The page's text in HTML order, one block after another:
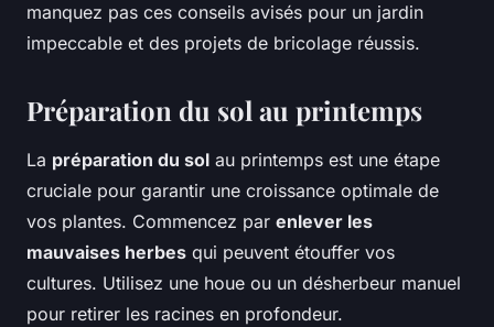
manquez pas ces conseils avisés pour un jardin
impeccable et des projets de bricolage réussis.
Préparation du sol au printemps
La préparation du sol au printemps est une étape
cruciale pour garantir une croissance optimale de
vos plantes. Commencez par enlever les
mauvaises herbes qui peuvent étouffer vos
cultures. Utilisez une houe ou un désherbeur manuel
pour retirer les racines en profondeur.